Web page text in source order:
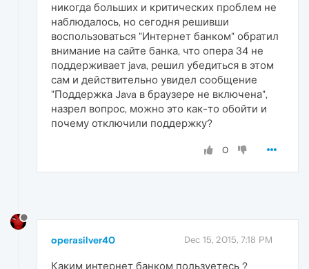
никогда больших и критических проблем не
наблюдалось, но сегодня решивши
воспользоваться "Интернет банком" обратил
внимание на сайте банка, что опера 34 не
поддерживает java, решил убедиться в этом
сам и действительно увидел сообщение
"Поддержка Java в браузере не включена",
назрел вопрос, можно это как-то обойти и
почему отключили поддержку?
0
operasilver40 Dec 15, 2015, 7:18 PM
Каким интернет банком пользуетесь ?